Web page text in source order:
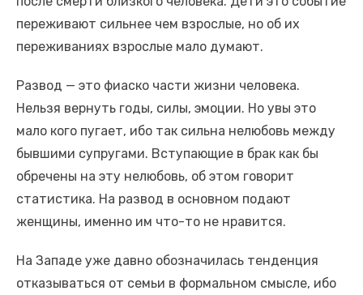
переживают сильнее чем взрослые, но об их
переживаниях взрослые мало думают.
Развод — это фиаско части жизни человека.
Нельзя вернуть годы, силы, эмоции. Но увы это
мало кого пугает, ибо так сильна нелюбовь между
бывшими супругами. Вступающие в брак как бы
обречены на эту нелюбовь, об этом говорит
статистика. На развод в основном подают
женщины, именно им что-то не нравится.
На Западе уже давно обозначилась тенденция
отказываться от семьи в формальном смысле, ибо